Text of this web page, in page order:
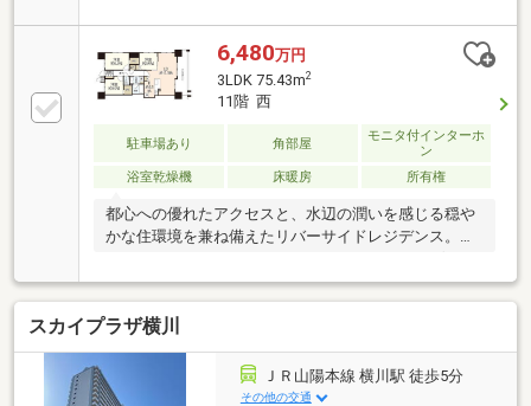
ます。共用施設・サービス日々の暮らしを彩るコンシ
ェルジュカウンターをはじめ、便利で多彩な共用施設
をご用意。タクシー手配やクリーニング取次などのサ
ービスも利用でき、快適で優雅な日常をサポートしま
す。〈共用部一覧〉・コンシェルジュカウンター・ラ
ウンジ・ゲストルーム・各種ダストステーション・ゴ
ルフブース・備蓄倉庫・大型用コインランドリー・ス
モーキングルーム・多目的ルーム・サブエントラン
ス・共用トイレ・自動販売機
6,480万円
3LDK 75.43m2
11階 西
駐車場あり 角部屋
モニタ付インターホ
ン
浴室乾燥機
床暖房 所有権
都心への優れたアクセスと、水辺の潤いを感じる穏や
かな住環境を兼ね備えたリバーサイドレジデンス。コ
ルーム、スモーキングルーム、ゴルフブース、大型コ
インランドリーなど、充実した共用施設を備えていま
す。災害時には無料で利用できる自動販売機も設置。
ペット飼育可能（細則有）で、ペット足洗い場も完
備。風除室から住戸まで5重のセキュリティシステム
やハンズフリーキー、24時間オンライン監視など、安
スカイプラザ横川
ＪＲ山陽本線 横川駅 徒歩5分
その他の交通